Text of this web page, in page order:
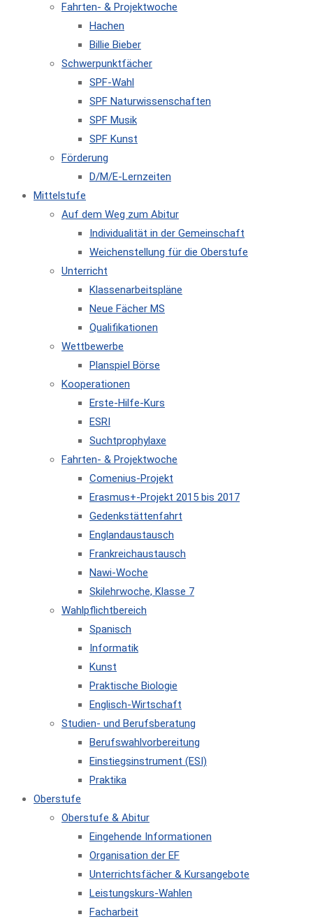
Fahrten- & Projektwoche
Hachen
Billie Bieber
Schwerpunktfächer
SPF-Wahl
SPF Naturwissenschaften
SPF Musik
SPF Kunst
Förderung
D/M/E-Lernzeiten
Mittelstufe
Auf dem Weg zum Abitur
Individualität in der Gemeinschaft
Weichenstellung für die Oberstufe
Unterricht
Klassenarbeitspläne
Neue Fächer MS
Qualifikationen
Wettbewerbe
Planspiel Börse
Kooperationen
Erste-Hilfe-Kurs
ESRI
Suchtprophylaxe
Fahrten- & Projektwoche
Comenius-Projekt
Erasmus+-Projekt 2015 bis 2017
Gedenkstättenfahrt
Englandaustausch
Frankreichaustausch
Nawi-Woche
Skilehrwoche, Klasse 7
Wahlpflichtbereich
Spanisch
Informatik
Kunst
Praktische Biologie
Englisch-Wirtschaft
Studien- und Berufsberatung
Berufswahlvorbereitung
Einstiegsinstrument (ESI)
Praktika
Oberstufe
Oberstufe & Abitur
Eingehende Informationen
Organisation der EF
Unterrichtsfächer & Kursangebote
Leistungskurs-Wahlen
Facharbeit